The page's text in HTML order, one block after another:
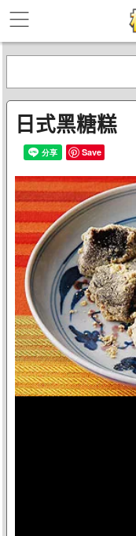
日式黑糖糕
Save